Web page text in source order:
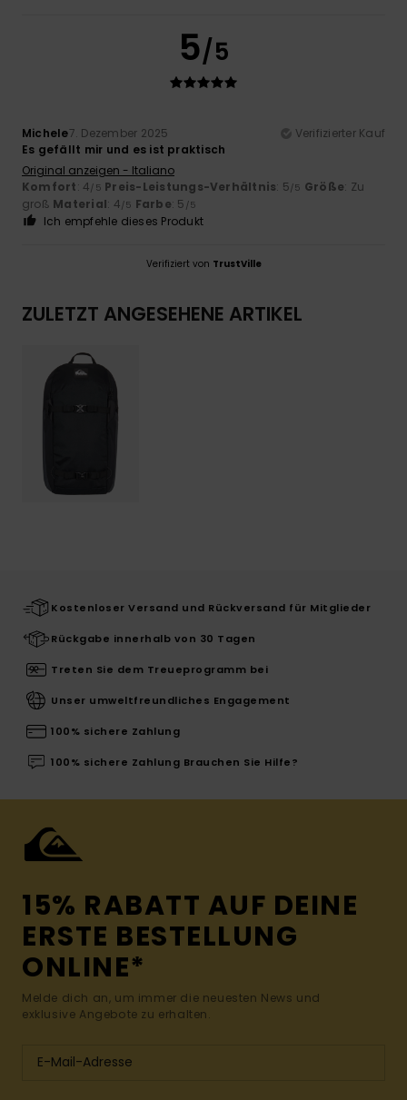
5/5
Michele7. Dezember 2025
Verifizierter Kauf
Es gefällt mir und es ist praktisch
Original anzeigen - Italiano
Komfort: 4/5 Preis-Leistungs-Verhältnis: 5/5 Größe: Zu
groß Material: 4/5 Farbe: 5 /5
Ich empfehle dieses Produkt
Verifiziert von TrustVille
ZULETZT ANGESEHENE ARTIKEL
Kostenloser Versand und Rückversand für Mitglieder
Rückgabe innerhalb von 30 Tagen
Treten Sie dem Treueprogramm bei
Unser umweltfreundliches Engagement
100% sichere Zahlung
100% sichere Zahlung Brauchen Sie Hilfe?
15% RABATT AUF DEINE
ERSTE BESTELLUNG
ONLINE*
Melde dich an, um immer die neuesten News und
exklusive Angebote zu erhalten.